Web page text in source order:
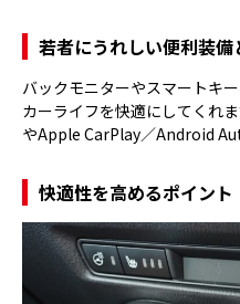
若者にうれしい便利装備
バックモニターやスマートキ
カーライフを快適にしてくれ
やApple CarPlay／Android
快適性を高めるポイント